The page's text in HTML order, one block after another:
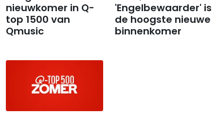
nieuwkomer in Q-
top 1500 van
Qmusic
'Engelbewaarder' is
de hoogste nieuwe
binnenkomer